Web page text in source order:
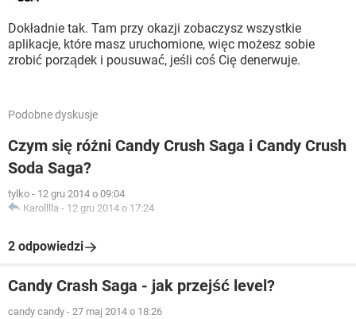
Dokładnie tak. Tam przy okazji zobaczysz wszystkie
aplikacje, które masz uruchomione, więc możesz sobie
zrobić porządek i pousuwać, jeśli coś Cię denerwuje.
Podobne dyskusje
Czym się różni Candy Crush Saga i Candy Crush
Soda Saga?
tylko - 12 gru 2014 o 09:04
Karolllla - 12 gru 2014 o 17:24
2 odpowiedzi
Candy Crash Saga - jak przejść level?
candy candy - 27 maj 2014 o 18:26